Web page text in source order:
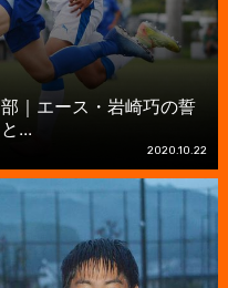
｜エース・岩崎巧の誓
...
2020.10.22